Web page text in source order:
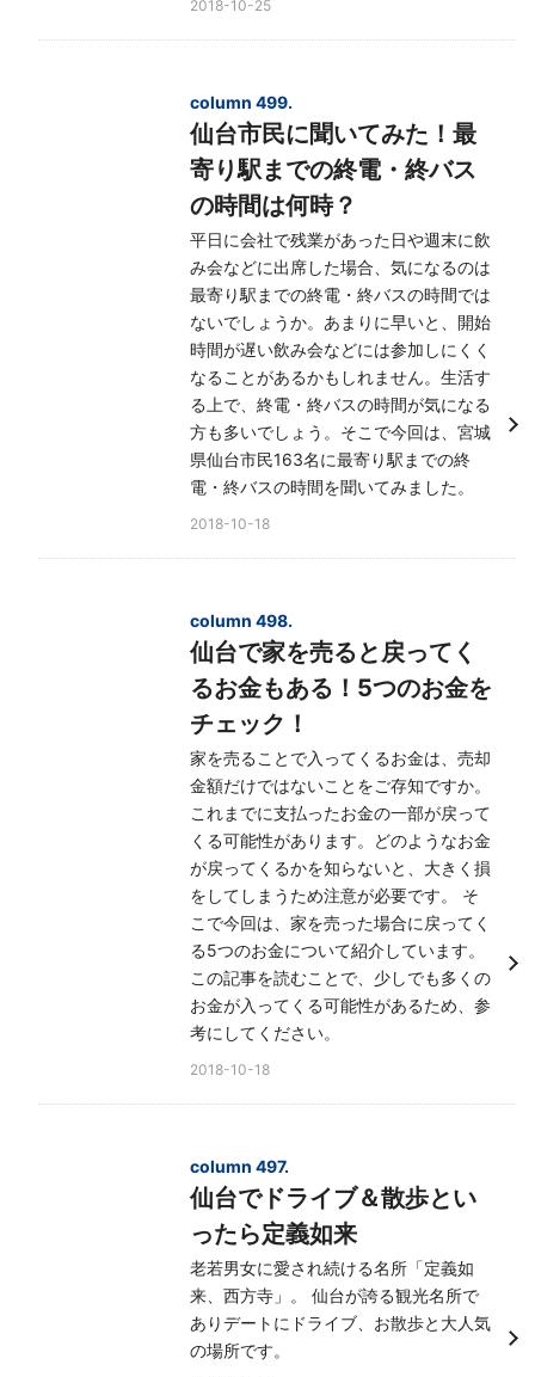
2018-10-25
column 499.
仙台市民に聞いてみた！最
寄り駅までの終電・終バス
の時間は何時？
平日に会社で残業があった日や週末に飲
み会などに出席した場合、気になるのは
最寄り駅までの終電・終バスの時間では
ないでしょうか。あまりに早いと、開始
時間が遅い飲み会などには参加しにくく
なることがあるかもしれません。生活す
る上で、終電・終バスの時間が気になる
方も多いでしょう。そこで今回は、宮城
県仙台市民163名に最寄り駅までの終
電・終バスの時間を聞いてみました。
2018-10-18
column 498.
仙台で家を売ると戻ってく
るお金もある！5つのお金を
チェック！
家を売ることで入ってくるお金は、売却
金額だけではないことをご存知ですか。
これまでに支払ったお金の一部が戻って
くる可能性があります。どのようなお金
が戻ってくるかを知らないと、大きく損
をしてしまうため注意が必要です。 そ
こで今回は、家を売った場合に戻ってく
る5つのお金について紹介しています。
この記事を読むことで、少しでも多くの
お金が入ってくる可能性があるため、参
考にしてください。
2018-10-18
column 497.
仙台でドライブ＆散歩とい
ったら定義如来
老若男女に愛され続ける名所「定義如
来、西方寺」。 仙台が誇る観光名所で
ありデートにドライブ、お散歩と大人気
の場所です。